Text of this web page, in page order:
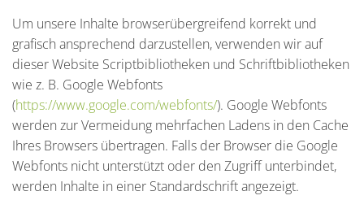
Um unsere Inhalte browserübergreifend korrekt und
grafisch ansprechend darzustellen, verwenden wir auf
dieser Website Scriptbibliotheken und Schriftbibliotheken
wie z. B. Google Webfonts
(https://www.google.com/webfonts/). Google Webfonts
werden zur Vermeidung mehrfachen Ladens in den Cache
Ihres Browsers übertragen. Falls der Browser die Google
Webfonts nicht unterstützt oder den Zugriff unterbindet,
werden Inhalte in einer Standardschrift angezeigt.